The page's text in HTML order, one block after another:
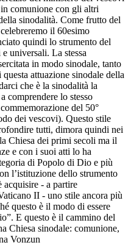
comunione con gli altri
sinodalità. Come frutto del
il 60esimo
quindi lo strumento del
universali. La stessa
in modo sinodale, tanto
attuazione sinodale della
che è la sinodalità la
comprendere lo stesso
del 50°
dei vescovi). Questo stile
tutti, dimora quindi nei
Chiesa dei primi secoli ma il
e con i suoi atti lo ha
di Popolo di Dio e più
l’istituzione dello strumento
- a partire
II - uno stile ancora più
questo è il modo di essere
E questo è il cammino del
Chiesa sinodale: comunione,
Vonzun